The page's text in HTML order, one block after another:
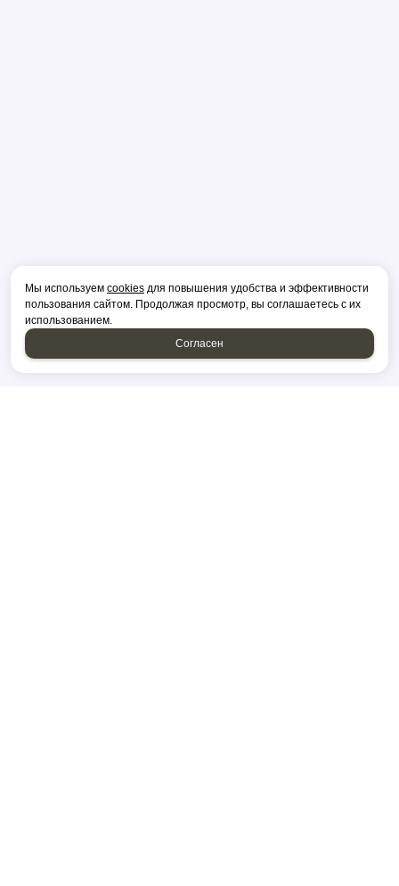
Мы используем cookies для повышения удобства и эффективности
пользования сайтом. Продолжая просмотр, вы соглашаетесь с их
использованием.
Согласен